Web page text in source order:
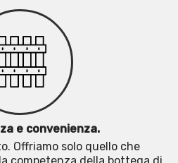
e convenienza.
Offriamo solo quello che
competenza della bottega di